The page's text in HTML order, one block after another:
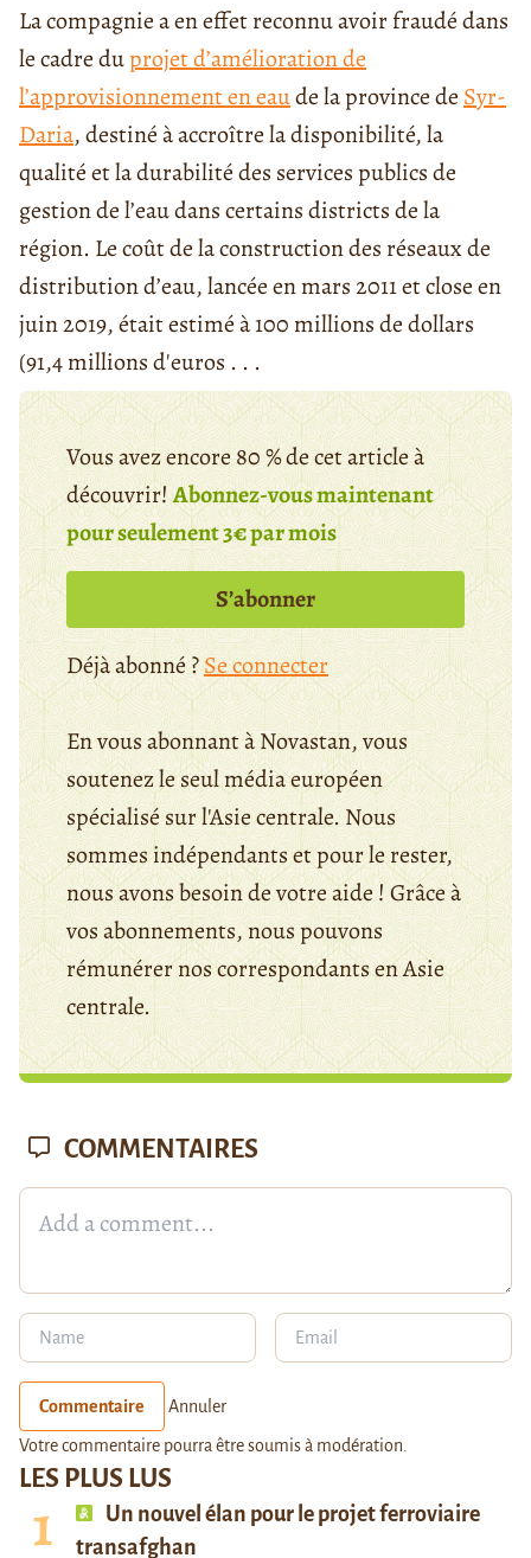
La compagnie a en effet reconnu avoir fraudé dans
le cadre duprojet d’amélioration de
l’approvisionnement en eaude la province de Syr-
Daria, destiné à accroître la disponibilité, la
qualité et la durabilité des services publics de
gestion de l’eau dans certains districts de la
région. Le coût de la construction des réseaux de
distribution d’eau, lancée en mars 2011 et close en
juin 2019, était estimé à 100 millions de dollars
(91,4 millions d'euros . . .
Vous avez encore 80 % de cet article à
découvrir!Abonnez-vous maintenant
pour seulement 3€ par mois
S’abonner
Déjà abonné ?Se connecter
En vous abonnant à Novastan, vous
soutenez le seul média européen
spécialisé sur l'Asie centrale. Nous
sommes indépendants et pour le rester,
nous avons besoin de votre aide ! Grâce à
vos abonnements, nous pouvons
rémunérer nos correspondants en Asie
centrale.
LES PLUS LUS
Un nouvel élan pour le projet ferroviaire
transafghan
COMMENTAIRES
Commentaire Annuler
Votre commentaire pourra être soumis à modération.